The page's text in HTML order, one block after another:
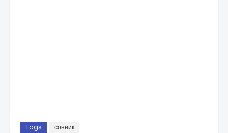
Tags сонник